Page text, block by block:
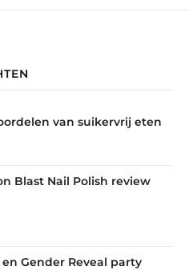
van suikervrij eten
Blast Nail Polish review
Gender Reveal party